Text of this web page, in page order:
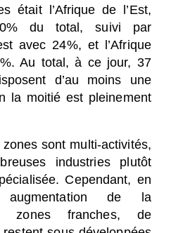
était l’Afrique de l’Est,
du total, suivi par
avec 24%, et l’Afrique
Au total, à ce jour, 37
d’au moins une
la moitié est pleinement
sont multi-activités,
industries plutôt
Cependant, en
augmentation de la
zones franches, de